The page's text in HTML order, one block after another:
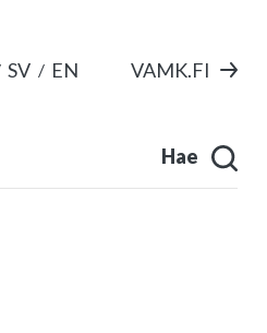
SV EN VAMK.FI
Hae